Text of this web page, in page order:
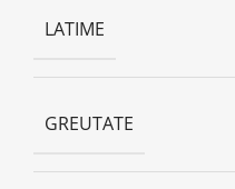
LATIME
GREUTATE